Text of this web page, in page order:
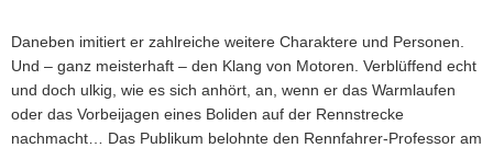
Daneben imitiert er zahlreiche weitere Charaktere und Personen.
Und – ganz meisterhaft – den Klang von Motoren. Verblüffend echt
und doch ulkig, wie es sich anhört, an, wenn er das Warmlaufen
oder das Vorbeijagen eines Boliden auf der Rennstrecke
nachmacht… Das Publikum belohnte den Rennfahrer-Professor am